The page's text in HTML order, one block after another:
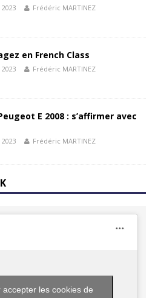
Frédéric MARTINEZ
en French Class
Frédéric MARTINEZ
E 2008 : s’affirmer avec
Frédéric MARTINEZ
accepter les cookies de